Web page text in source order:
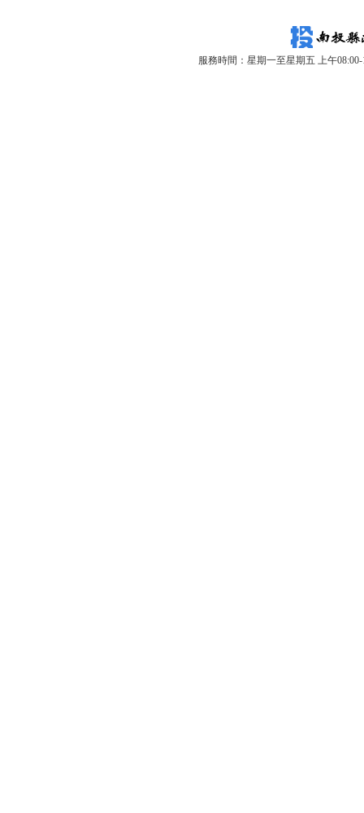
服務時間：星期一至星期五 上午